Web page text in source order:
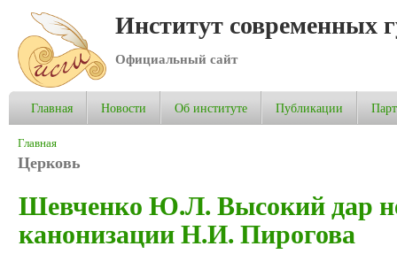
Институт современных
Официальный сайт
Главная Новости Об институте Публикации
Вы здесь
Главная
Церковь
Шевченко Ю.Л. Высокий дар
канонизации Н.И. Пирогова